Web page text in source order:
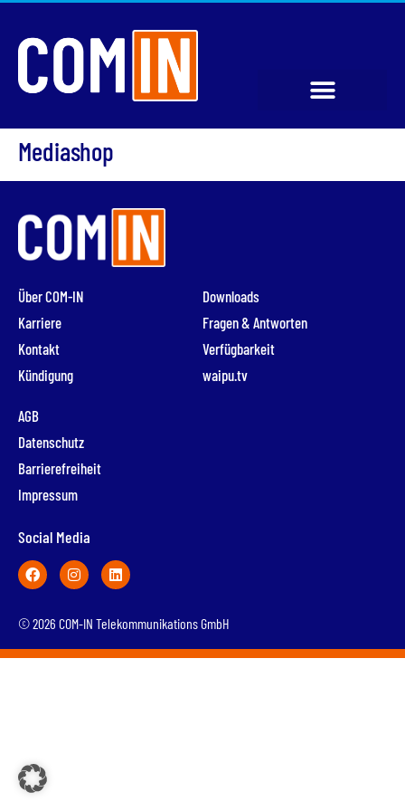
Mediashop
Über COM-IN
Karriere
Kontakt
Kündigung
Downloads
Fragen & Antworten
Verfügbarkeit
waipu.tv
AGB
Datenschutz
Barrierefreiheit
Impressum
Social Media
© 2026 COM-IN Telekommunikations GmbH